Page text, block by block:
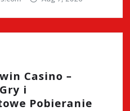
Casino –
i
Pobieranie